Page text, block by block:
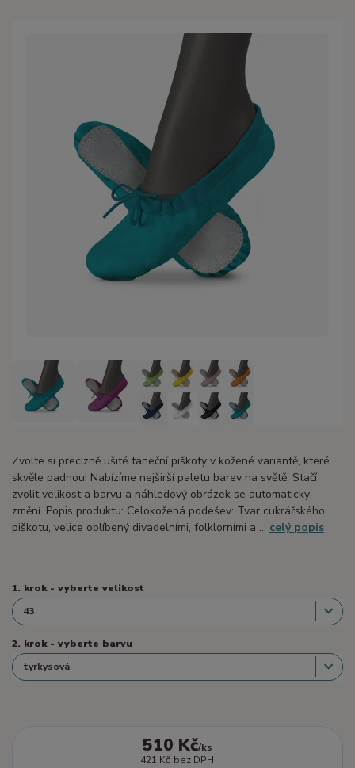
Zvolte si precizně ušité taneční piškoty v kožené variantě, které
skvěle padnou! Nabízíme nejširší paletu barev na světě. Stačí
zvolit velikost a barvu a náhledový obrázek se automaticky
změní. Popis produktu: Celokožená podešev: Tvar cukrářského
piškotu, velice oblíbený divadelními, folklorními a ... celý popis
1. krok - vyberte velikost
2. krok - vyberte barvu
510 Kč/ks
421 Kč bez DPH